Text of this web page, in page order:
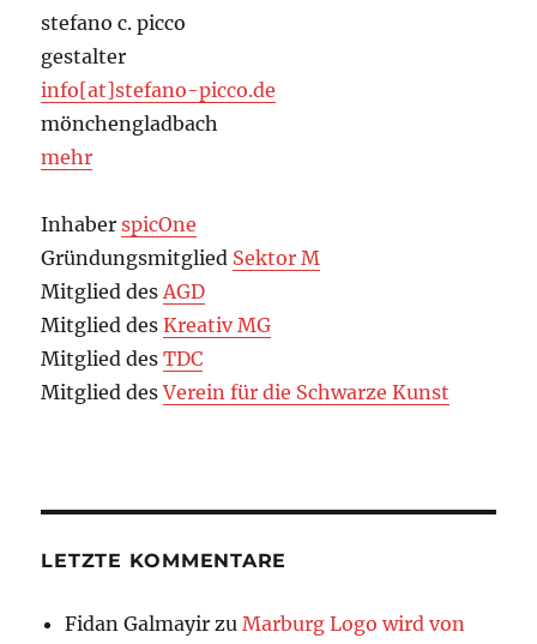
stefano c. picco
gestalter
info[at]stefano-picco.de
mönchengladbach
mehr
InhaberspicOne
Gründungsmitglied Sektor M
Mitglied desAGD
Mitglied desKreativ MG
Mitglied desTDC
Mitglied desVerein für die Schwarze Kunst
LETZTE KOMMENTARE
Fidan Galmayir zuMarburg Logo wird von